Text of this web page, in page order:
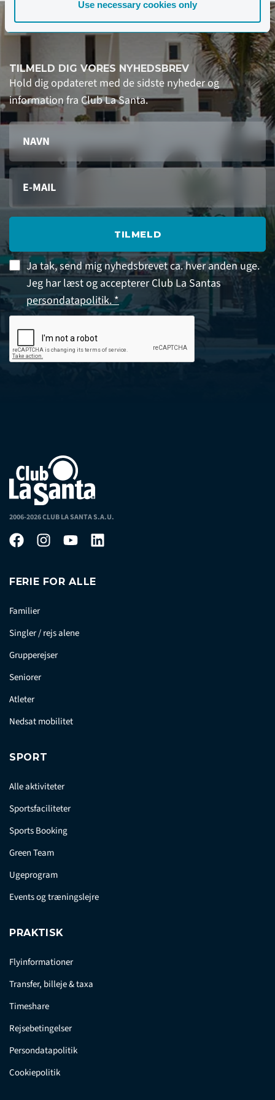
Use necessary cookies only
TILMELD DIG VORES NYHEDSBREV
Hold dig opdateret med de sidste nyheder og
information fra Club La Santa.
TILMELD
Ja tak, send mig nyhedsbrevet ca. hver anden uge.
Jeg har læst og accepterer Club La Santas
persondatapolitik. *
2006-2026 CLUB LA SANTA S.A.U.
FERIE FOR ALLE
Familier
Singler / rejs alene
Grupperejser
Seniorer
Atleter
Nedsat mobilitet
SPORT
Alle aktiviteter
Sportsfaciliteter
Sports Booking
Green Team
Ugeprogram
Events og træningslejre
PRAKTISK
Flyinformationer
Transfer, billeje & taxa
Timeshare
Rejsebetingelser
Persondatapolitik
Cookiepolitik